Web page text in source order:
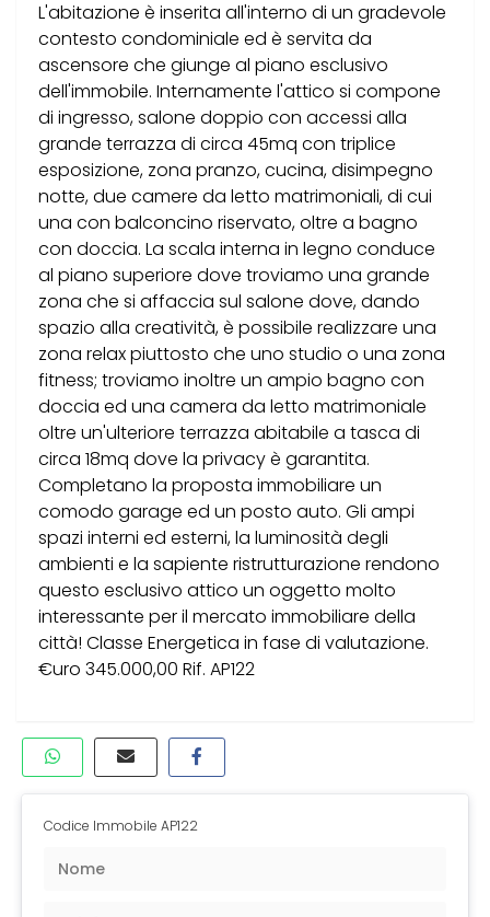
L'abitazione è inserita all'interno di un gradevole
contesto condominiale ed è servita da
ascensore che giunge al piano esclusivo
dell'immobile. Internamente l'attico si compone
di ingresso, salone doppio con accessi alla
grande terrazza di circa 45mq con triplice
esposizione, zona pranzo, cucina, disimpegno
notte, due camere da letto matrimoniali, di cui
una con balconcino riservato, oltre a bagno
con doccia. La scala interna in legno conduce
al piano superiore dove troviamo una grande
zona che si affaccia sul salone dove, dando
spazio alla creatività, è possibile realizzare una
zona relax piuttosto che uno studio o una zona
fitness; troviamo inoltre un ampio bagno con
doccia ed una camera da letto matrimoniale
oltre un'ulteriore terrazza abitabile a tasca di
circa 18mq dove la privacy è garantita.
Completano la proposta immobiliare un
comodo garage ed un posto auto. Gli ampi
spazi interni ed esterni, la luminosità degli
ambienti e la sapiente ristrutturazione rendono
questo esclusivo attico un oggetto molto
interessante per il mercato immobiliare della
città! Classe Energetica in fase di valutazione.
€uro 345.000,00 Rif. AP122
Codice Immobile AP122